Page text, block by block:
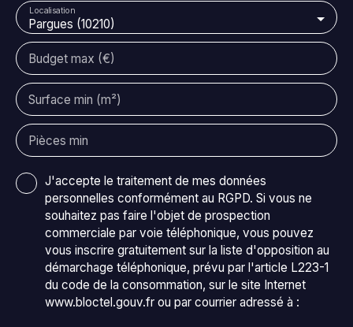
relation avec un cabinet d'architecte pour étudier
votre projet. Appelez-nous vite pour découvrir ce
Pargues (10210)
Localisation
Budget max (€)
Surface min (m²)
Pièces min
J'accepte le traitement de mes données
personnelles conformément au RGPD. Si vous ne
souhaitez pas faire l'objet de prospection
commerciale par voie téléphonique, vous pouvez
vous inscrire gratuitement sur la liste d'opposition au
démarchage téléphonique, prévu par l'article L223-1
du code de la consommation, sur le site Internet
www.bloctel.gouv.fr ou par courrier adressé à :